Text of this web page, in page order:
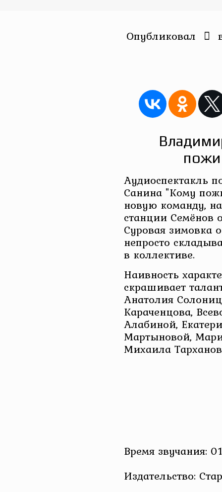
Опубликовал
Аудиоспектакль
Санина "Кому
новую команду,
станции Семёнов
Суровая зимовка
непросто
в коллективе.
Наивность
скрашивает
Анатолия
Караченцова,
Алабиной,
Мартыновой,
Михаила
Время звучания:
Издательство: